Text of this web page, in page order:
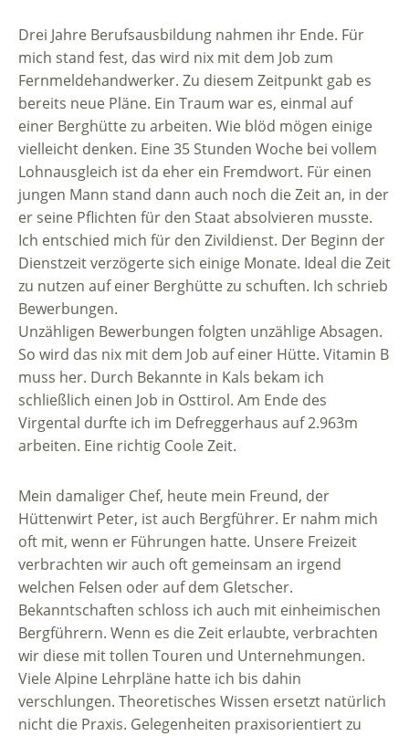
Drei Jahre Berufsausbildung nahmen ihr Ende. Für
mich stand fest, das wird nix mit dem Job zum
Fernmeldehandwerker. Zu diesem Zeitpunkt gab es
bereits neue Pläne. Ein Traum war es, einmal auf
einer Berghütte zu arbeiten. Wie blöd mögen einige
vielleicht denken. Eine 35 Stunden Woche bei vollem
Lohnausgleich ist da eher ein Fremdwort. Für einen
jungen Mann stand dann auch noch die Zeit an, in der
er seine Pflichten für den Staat absolvieren musste.
Ich entschied mich für den Zivildienst. Der Beginn der
Dienstzeit verzögerte sich einige Monate. Ideal die Zeit
zu nutzen auf einer Berghütte zu schuften. Ich schrieb
Bewerbungen.
Unzähligen Bewerbungen folgten unzählige Absagen.
So wird das nix mit dem Job auf einer Hütte. Vitamin B
muss her. Durch Bekannte in Kals bekam ich
schließlich einen Job in Osttirol. Am Ende des
Virgental durfte ich im Defreggerhaus auf 2.963m
arbeiten. Eine richtig Coole Zeit.
Mein damaliger Chef, heute mein Freund, der
Hüttenwirt Peter, ist auch Bergführer. Er nahm mich
oft mit, wenn er Führungen hatte. Unsere Freizeit
verbrachten wir auch oft gemeinsam an irgend
welchen Felsen oder auf dem Gletscher.
Bekanntschaften schloss ich auch mit einheimischen
Bergführern. Wenn es die Zeit erlaubte, verbrachten
wir diese mit tollen Touren und Unternehmungen.
Viele Alpine Lehrpläne hatte ich bis dahin
verschlungen. Theoretisches Wissen ersetzt natürlich
nicht die Praxis. Gelegenheiten praxisorientiert zu